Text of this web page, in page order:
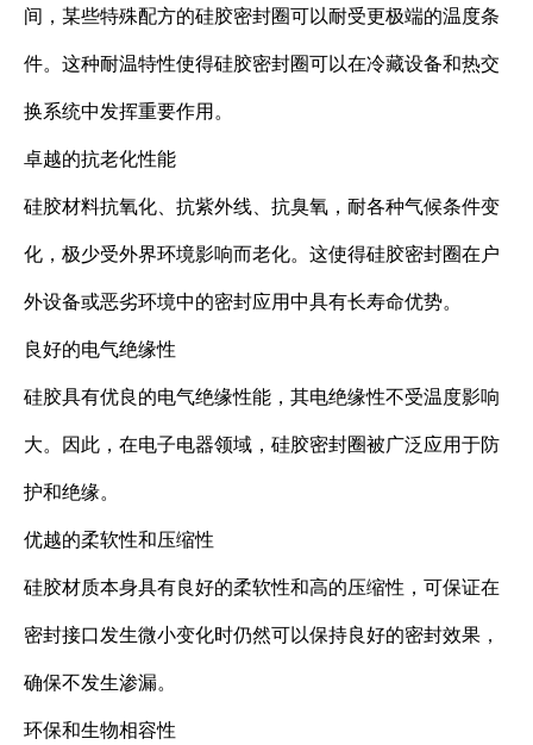
间，某些特殊配方的硅胶密封圈可以耐受更极端的温度条
件。这种耐温特性使得硅胶密封圈可以在冷藏设备和热交
换系统中发挥重要作用。
卓越的抗老化性能
硅胶材料抗氧化、抗紫外线、抗臭氧，耐各种气候条件变
化，极少受外界环境影响而老化。这使得硅胶密封圈在户
外设备或恶劣环境中的密封应用中具有长寿命优势。
良好的电气绝缘性
硅胶具有优良的电气绝缘性能，其电绝缘性不受温度影响
大。因此，在电子电器领域，硅胶密封圈被广泛应用于防
护和绝缘。
优越的柔软性和压缩性
硅胶材质本身具有良好的柔软性和高的压缩性，可保证在
密封接口发生微小变化时仍然可以保持良好的密封效果，
确保不发生渗漏。
环保和生物相容性